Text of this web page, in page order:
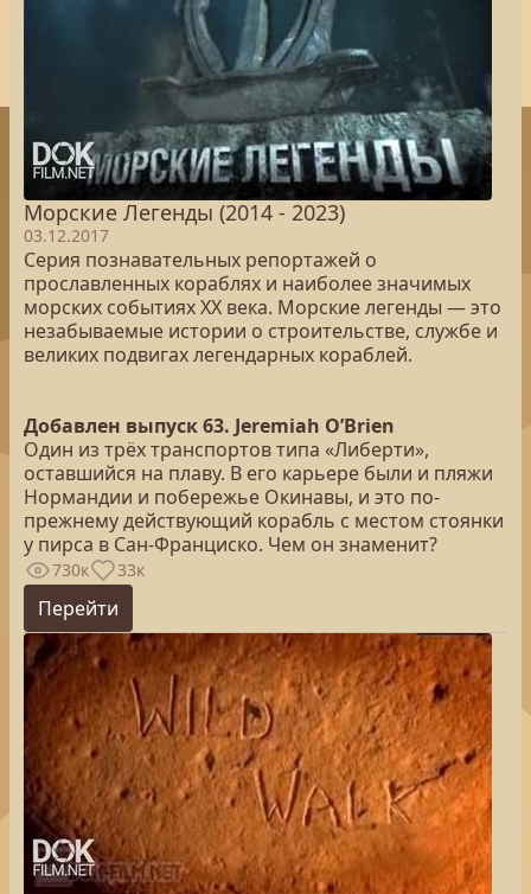
Морские Легенды (2014 - 2023)
03.12.2017
Серия познавательных репортажей о
прославленных кораблях и наиболее значимых
морских событиях XX века. Морские легенды — это
незабываемые истории о строительстве, службе и
великих подвигах легендарных кораблей.
Добавлен выпуск 63. Jeremiah O’Brien
Один из трёх транспортов типа «Либерти»,
оставшийся на плаву. В его карьере были и пляжи
Нормандии и побережье Окинавы, и это по-
прежнему действующий корабль с местом стоянки
у пирса в Сан-Франциско. Чем он знаменит?
730к 33к
Перейти